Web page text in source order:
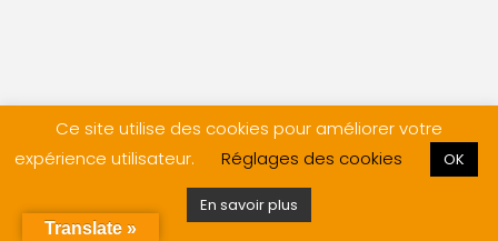
Ce site utilise des cookies pour améliorer votre
expérience utilisateur.
Réglages des cookies OK
En savoir plus
Translate »